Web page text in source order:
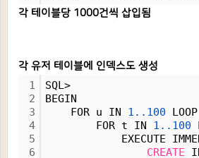
각 테이블당 1000건씩 삽입됨
각 유저 테이블에 인덱스도 생성
1
2
3
4
5
6
SQL>
BEGIN
FOR u IN 1..100
FOR t IN 1..100
EXECUTE
CREATE